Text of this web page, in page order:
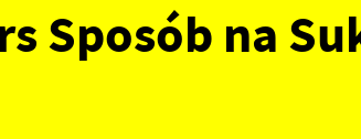
Sposób na